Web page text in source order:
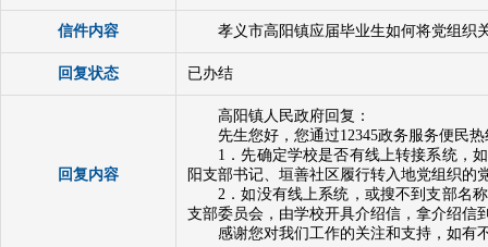
信件内容 孝义市高阳镇应届毕业生如何将党组织
回复状态 已办结
回复内容
高阳镇人民政府回复：
先生您好，您通过12345政务服务便民
1．先确定学校是否有线上转接系统，
阳支部书记、垣善社区履行转入地党组织的
2．如没有线上系统，或搜不到支部名
支部委员会，由学校开具介绍信，拿介绍信
感谢您对我们工作的关注和支持，如有